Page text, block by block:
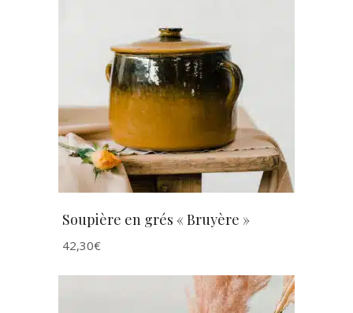
AJOUTER AU PANIER
Soupière en grés « Bruyère »
42,30€